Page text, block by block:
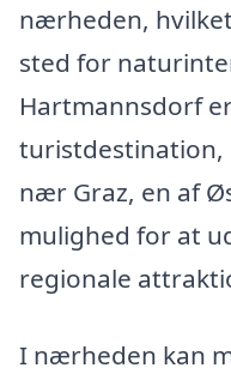
nærheden,
sted for
Hartmannsdorf
turistdestination,
nær Graz, en af
mulighed for at
regionale
I nærheden kan